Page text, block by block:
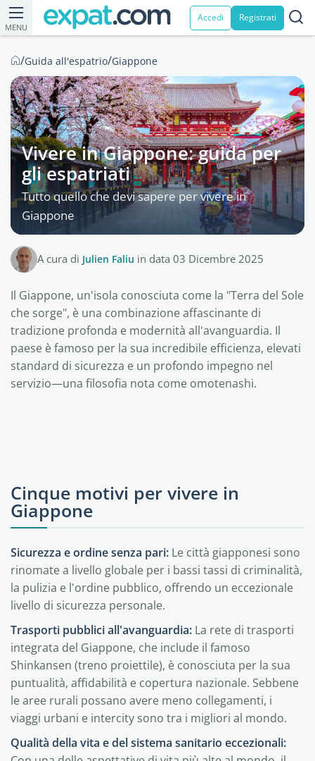
MENU
Accedi Registrati
/Guida all'espatrio/Giappone
Vivere in Giappone: guida per
gli espatriati
Tutto quello che devi sapere per vivere in
Giappone
A cura di Julien Faliu in data 03 Dicembre 2025
Il Giappone, un'isola conosciuta come la "Terra del Sole
che sorge", è una combinazione affascinante di
tradizione profonda e modernità all'avanguardia. Il
paese è famoso per la sua incredibile efficienza, elevati
standard di sicurezza e un profondo impegno nel
servizio—una filosofia nota come omotenashi.
Cinque motivi per vivere in
Giappone
Sicurezza e ordine senza pari: Le città giapponesi sono
rinomate a livello globale per i bassi tassi di criminalità,
la pulizia e l'ordine pubblico, offrendo un eccezionale
livello di sicurezza personale.
Trasporti pubblici all'avanguardia: La rete di trasporti
integrata del Giappone, che include il famoso
Shinkansen (treno proiettile), è conosciuta per la sua
puntualità, affidabilità e copertura nazionale. Sebbene
le aree rurali possano avere meno collegamenti, i
viaggi urbani e intercity sono tra i migliori al mondo.
Qualità della vita e del sistema sanitario eccezionali: